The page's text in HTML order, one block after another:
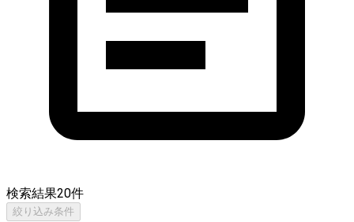
検索結果20件
絞り込み条件